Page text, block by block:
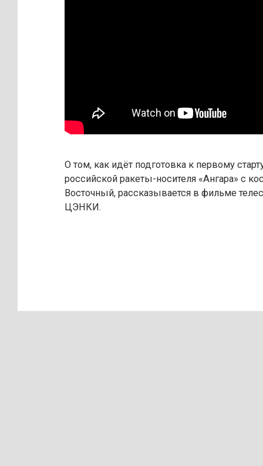
О том, как идёт подготовка к первому
российской ракеты-носителя «Ангара» с
Восточный, рассказывается в фильме
ЦЭНКИ.